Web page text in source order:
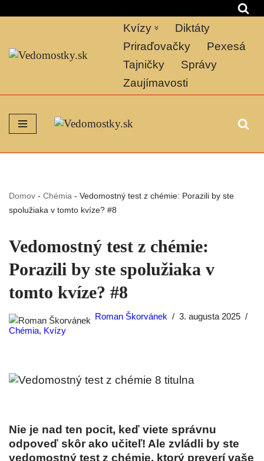
na
obsah
Kvízy
Diktáty
Priraďovačky
Pexesá
Tajničky
Správy
Zaujímavosti
Domov - Chémia - Vedomostný test z chémie: Porazili by ste
spolužiaka v tomto kvíze? #8
Vedomostný test z chémie:
Porazili by ste spolužiaka v
tomto kvíze? #8
Roman Škorvánek
3. augusta 2025
Chémia, Kvízy
Nie je nad ten pocit, keď viete správnu
odpoveď skôr ako učiteľ! Ale zvládli by ste
vedomostný test z chémie, ktorý preverí vaše